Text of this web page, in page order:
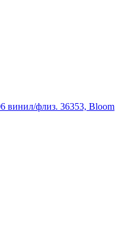
винил/флиз. 36353, Bloom